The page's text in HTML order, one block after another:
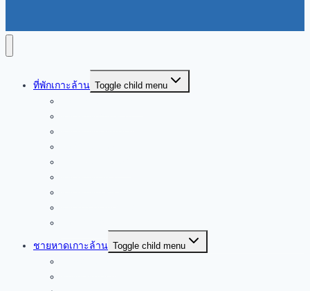
ที่พักเกาะล้าน Toggle child menu
ชายหาดเกาะล้าน Toggle child menu